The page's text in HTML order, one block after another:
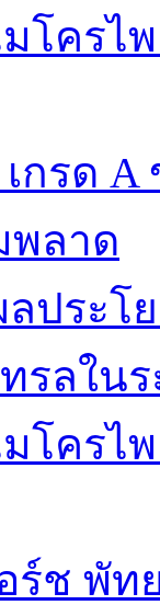
มโคร
เกรด
พลาด
ประโ
รลในร
มโคร
ร์ช พั